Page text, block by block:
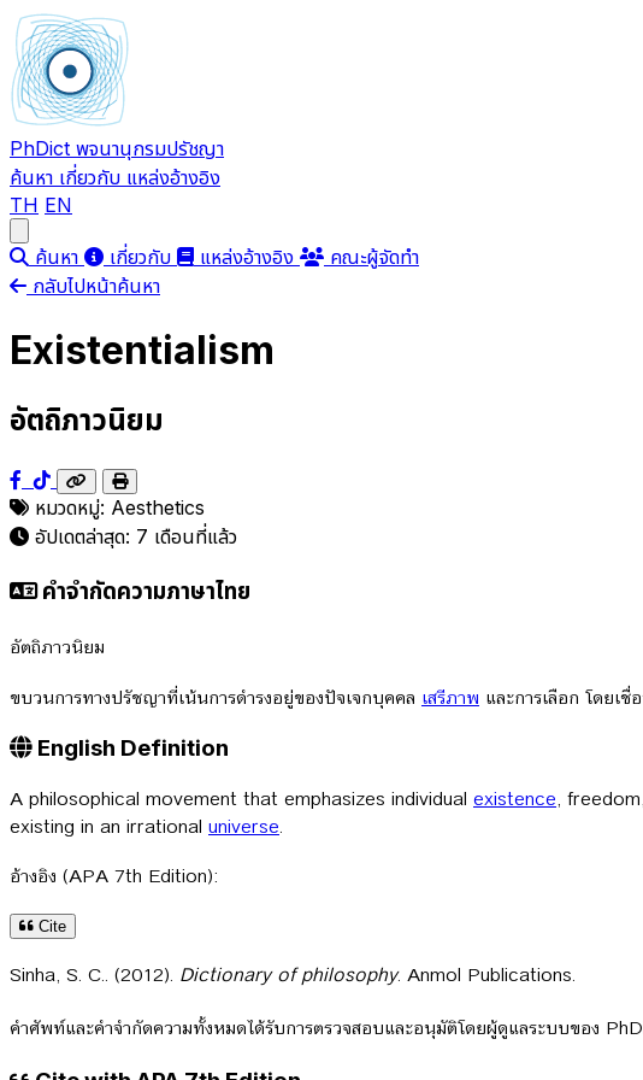
PhDict พจนานุกรมปรัชญา
ค้นหา เกี่ยวกับ แหล่งอ้างอิง
TH EN
ค้นหา เกี่ยวกับ แหล่งอ้างอิง
คณะผู้จัดทำ
กลับไปหน้าค้นหา
Existentialism
อัตถิภาวนิยม
หมวดหมู่: Aesthetics
อัปเดตล่าสุด: 7 เดือนที่แล้ว
คำจำกัดความภาษาไทย
อัตถิภาวนิยม
ขบวนการทางปรัชญาที่เน้นการดำรงอยู่ของปัจเจกบุคคล เสรีภาพ และการเลือก โดยเ
English Definition
A philosophical movement that emphasizes individual existence,
existing in an irrational universe.
อ้างอิง (APA 7th Edition):
Cite
Sinha, S. C.. (2012). Dictionary of philosophy. Anmol Publications.
คำศัพท์และคำจำกัดความทั้งหมดได้รับการตรวจสอบและอนุมัติโดยผู้ดูแลระบบของ